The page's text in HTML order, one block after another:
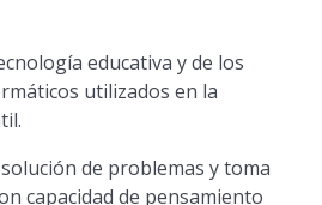
educativa y de los
utilizados en la
de problemas y toma
capacidad de pensamiento